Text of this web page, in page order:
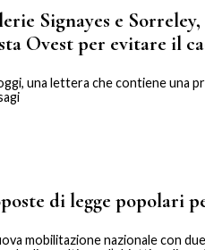
Signayes e
Ovest per evitare il
una lettera che contiene una
di legge popolari
mobilitazione nazionale con